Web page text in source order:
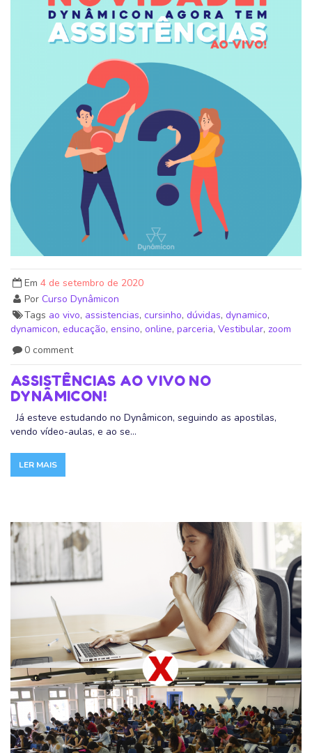
Em 4 de setembro de 2020
Por Curso Dynâmicon
Tags ao vivo, assistencias, cursinho, dúvidas, dynamico,
dynamicon, educação, ensino, online, parceria, Vestibular, zoom
0 comment
ASSISTÊNCIAS AO VIVO NO
DYNÂMICON!
Já esteve estudando no Dynâmicon, seguindo as apostilas,
vendo vídeo-aulas, e ao se...
LER MAIS